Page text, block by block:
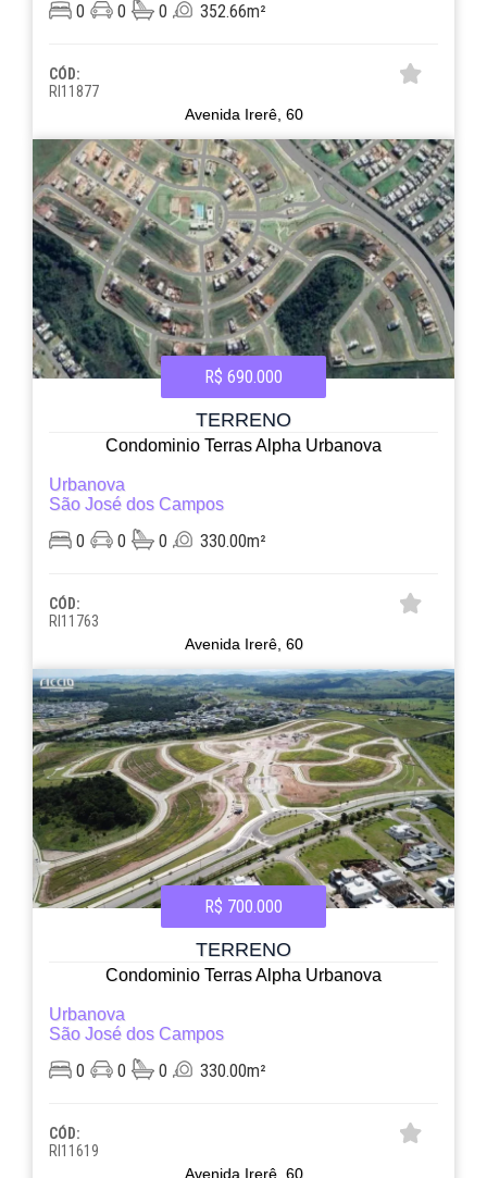
0 0 0 352.66m²
CÓD:
RI11877
Avenida Irerê, 60
R$ 690.000
TERRENO
Condominio Terras Alpha Urbanova
Urbanova
São José dos Campos
0 0 0 330.00m²
CÓD:
RI11763
Avenida Irerê, 60
R$ 700.000
TERRENO
Condominio Terras Alpha Urbanova
Urbanova
São José dos Campos
0 0 0 330.00m²
CÓD:
RI11619
Avenida Irerê, 60